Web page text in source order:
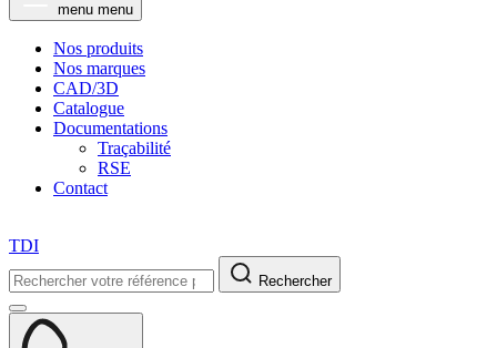
menu menu
Nos produits
Nos marques
CAD/3D
Catalogue
Documentations
Traçabilité
RSE
Contact
TDI
Rechercher